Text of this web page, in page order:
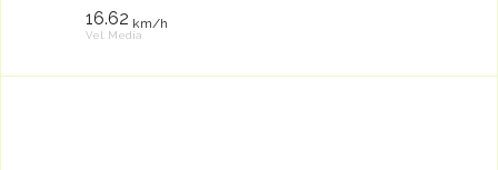
16.62 km/h
Vel. Media